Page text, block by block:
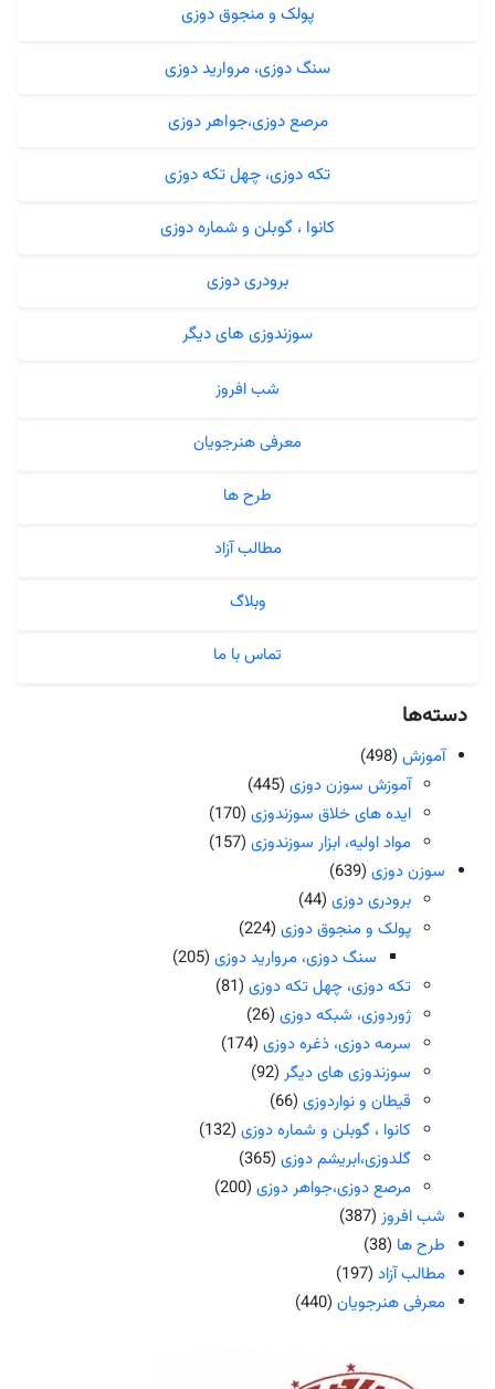
پولک و منجوق دوزی
سنگ دوزی، مروارید دوزی
مرصع دوزی،جواهر دوزی
تکه دوزی، چهل تکه دوزی
کانوا ، گوبلن و شماره دوزی
برودری دوزی
سوزندوزی های دیگر
شب افروز
معرفی هنرجویان
طرح ها
مطالب آزاد
وبلاگ
تماس با ما
دسته‌ها
آموزش (498)
آموزش سوزن دوزی (445)
ایده های خلاق سوزندوزی (170)
مواد اولیه، ابزار سوزندوزی (157)
سوزن دوزی (639)
برودری دوزی (44)
پولک و منجوق دوزی (224)
سنگ دوزی، مروارید دوزی(205)
تکه دوزی، چهل تکه دوزی (81)
ژوردوزی، شبکه دوزی (26)
سرمه دوزی، ذغره دوزی (174)
سوزندوزی های دیگر (92)
قیطان و نواردوزی (66)
کانوا ، گوبلن و شماره دوزی (132)
گلدوزی،ابریشم دوزی (365)
مرصع دوزی،جواهر دوزی (200)
شب افروز (387)
طرح ها (38)
مطالب آزاد (197)
معرفی هنرجویان (440)